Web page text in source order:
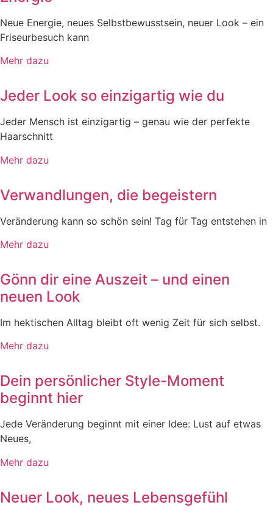
Neue Energie, neues Selbstbewusstsein, neuer Look – ein
Friseurbesuch kann
Mehr dazu
Jeder Look so einzigartig wie du
Jeder Mensch ist einzigartig – genau wie der perfekte
Haarschnitt
Mehr dazu
Verwandlungen, die begeistern
Veränderung kann so schön sein! Tag für Tag entstehen in
Mehr dazu
Gönn dir eine Auszeit – und einen
neuen Look
Im hektischen Alltag bleibt oft wenig Zeit für sich selbst.
Mehr dazu
Dein persönlicher Style-Moment
beginnt hier
Jede Veränderung beginnt mit einer Idee: Lust auf etwas
Neues,
Mehr dazu
Neuer Look, neues Lebensgefühl